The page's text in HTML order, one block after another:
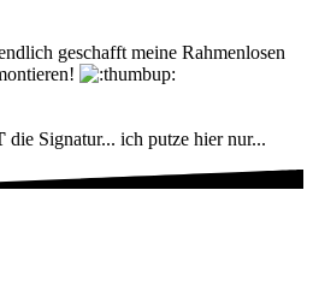
geschafft meine Rahmenlosen
die Signatur... ich putze hier nur...